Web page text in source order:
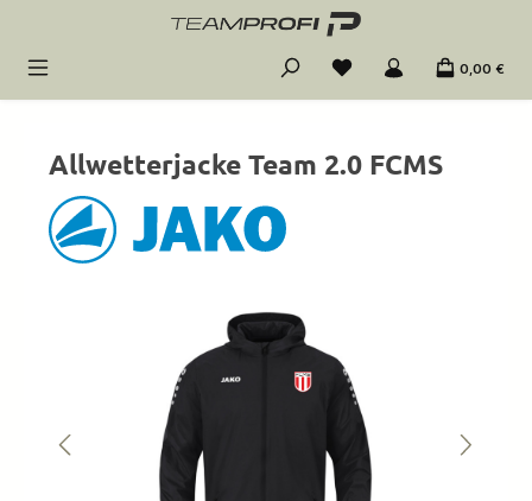
Zum Hauptinhalt springen
0,00 €
Allwetterjacke Team 2.0 FCMS
Bildergalerie überspringen